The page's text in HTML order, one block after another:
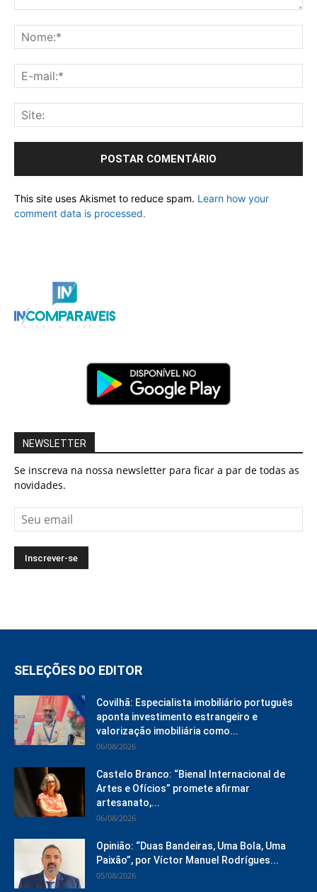
This site uses Akismet to reduce spam. Learn how your
comment data is processed.
NEWSLETTER
Se inscreva na nossa newsletter para ficar a par de todas as
novidades.
SELEÇÕES DO EDITOR
Covilhã: Especialista imobiliário português
aponta investimento estrangeiro e
valorização imobiliária como...
06/08/2026
Castelo Branco: “Bienal Internacional de
Artes e Ofícios” promete afirmar
artesanato,...
06/08/2026
Opinião: “Duas Bandeiras, Uma Bola, Uma
Paixão”, por Víctor Manuel Rodrígues...
05/08/2026